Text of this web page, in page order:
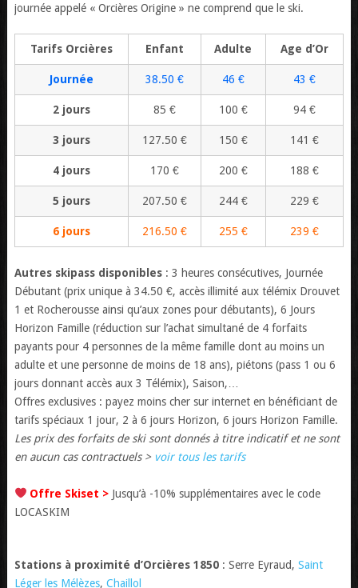
journée appelé « Orcières Origine » ne comprend que le ski.
Tarifs Orcières Enfant Adulte Age d’Or
Journée 38.50 € 46 € 43 €
2 jours 85 € 100 € 94 €
3 jours 127.50 € 150 € 141 €
4 jours 170 € 200 € 188 €
5 jours 207.50 € 244 € 229 €
6 jours 216.50 € 255 € 239 €
Autres skipass disponibles: 3 heures consécutives, Journée
Débutant (prix unique à 34.50 €, accès illimité aux télémix Drouvet
1 et Rocherousse ainsi qu’aux zones pour débutants), 6 Jours
Horizon Famille (réduction sur l’achat simultané de 4 forfaits
payants pour 4 personnes de la même famille dont au moins un
adulte et une personne de moins de 18 ans), piétons (pass 1 ou 6
jours donnant accès aux 3 Télémix), Saison,…
Offres exclusives : payez moins cher sur internet en bénéficiant de
tarifs spéciaux 1 jour, 2 à 6 jours Horizon, 6 jours Horizon Famille.
Les prix des forfaits de ski sont donnés à titre indicatif et ne sont
en aucun cas contractuels > voir tous les tarifs
Offre Skiset > Jusqu’à -10% supplémentaires avec le code
LOCASKIM
Stations à proximité d’Orcières 1850: Serre Eyraud, Saint
Léger les Mélèzes, Chaillol